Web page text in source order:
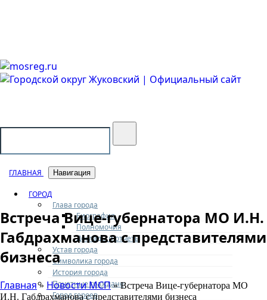
ГЛАВНАЯ Навигация
ГОРОД
Глава города
Биография
Полномочия
Доклады и отчеты
Устав города
Символика города
История города
Почетные граждане
Город героев
Встреча Вице-губернатора МО И.Н.
Габдрахманова с представителями
бизнеса
Главная» Новости МСП» Встреча Вице-губернатора МО
И.Н. Габдрахманова с представителями бизнеса